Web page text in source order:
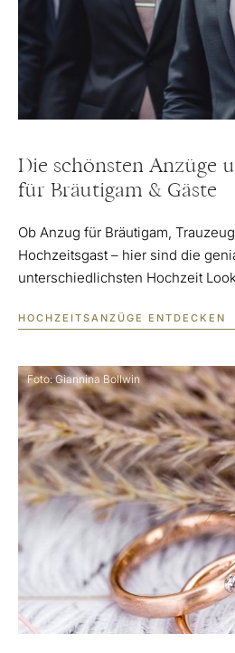
Die schönsten Anzüge
für Bräutigam & Gäste
Ob Anzug für Bräutigam,
Hochzeitsgast – hier sind die
unterschiedlichsten Hochzeit
HOCHZEITSANZÜGE ENTDECKEN
Foto: Giannina Bollwin